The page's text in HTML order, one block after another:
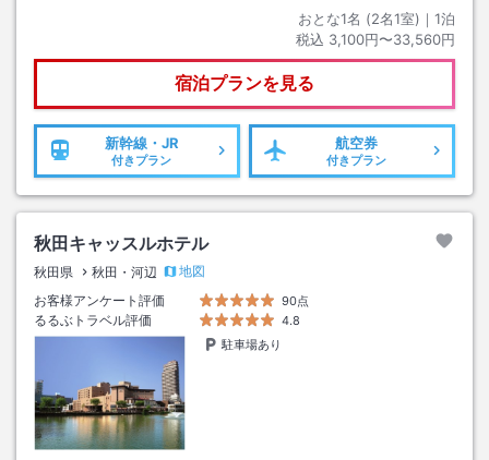
おとな1名 (2名1室)｜ 1泊
税込 3,100円〜33,560円
宿泊プランを見る
新幹線・JR
付きプラン
航空券
付きプラン
秋田キャッスルホテル
秋田県 秋田・河辺
地図
お客様アンケート評価
90点
るるぶトラベル評価
4.8
駐車場あり